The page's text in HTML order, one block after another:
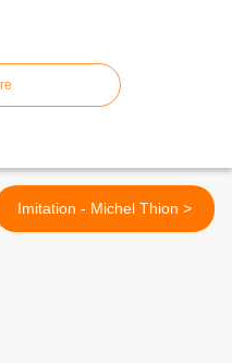
Imitation - Michel Thion >